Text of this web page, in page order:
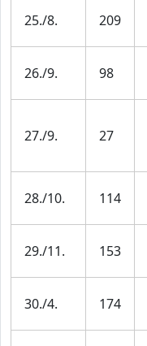
25./8. 209
26./9. 98
27./9. 27
28./10. 114
29./11. 153
30./4. 174